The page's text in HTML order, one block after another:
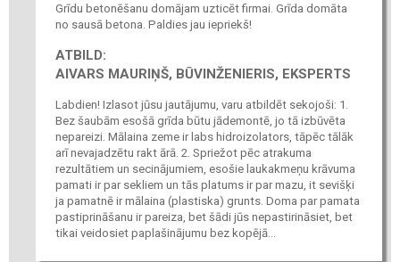
Grīdu betonēšanu domājam uzticēt firmai. Grīda domāta
no sausā betona. Paldies jau iepriekš!
ATBILD:
AIVARS MAURIŅŠ, BŪVINŽENIERIS, EKSPERTS
Labdien! Izlasot jūsu jautājumu, varu atbildēt sekojoši: 1.
Bez šaubām esošā grīda būtu jādemontē, jo tā izbūvēta
nepareizi. Mālaina zeme ir labs hidroizolators, tāpēc tālāk
arī nevajadzētu rakt ārā. 2. Spriežot pēc atrakuma
rezultātiem un secinājumiem, esošie laukakmeņu krāvuma
pamati ir par sekliem un tās platums ir par mazu, it sevišķi
ja pamatnē ir mālaina (plastiska) grunts. Doma par pamata
pastiprināšanu ir pareiza, bet šādi jūs nepastirināsiet, bet
tikai veidosiet paplašinājumu bez kopējā...